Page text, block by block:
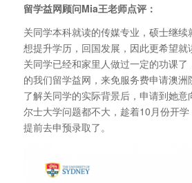
留学益网顾问Mia王老师点评：
关同学本科就读的传媒专业，硕士继
想提升学历，回国发展，因此更希望就
关同学已经和家里人做过一定的功课
的我们留学益网，来免服务费申请澳
了解关同学的实际背景后，申请到她
尔士大学问题都不大，趁着10月份开学
提前去申预录取了。